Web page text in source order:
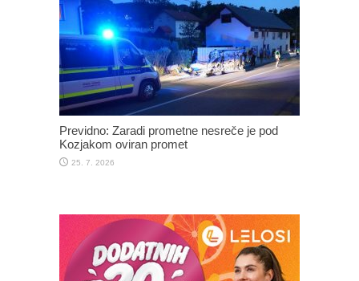
Previdno: Zaradi prometne nesreče je pod
Kozjakom oviran promet
25. 7. 2026